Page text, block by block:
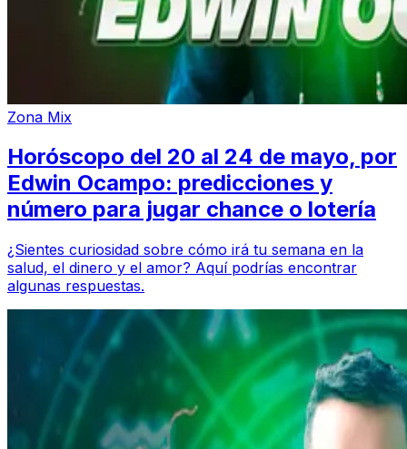
Zona Mix
Horóscopo del 20 al 24 de mayo, por
Edwin Ocampo: predicciones y
número para jugar chance o lotería
¿Sientes curiosidad sobre cómo irá tu semana en la
salud, el dinero y el amor? Aquí podrías encontrar
algunas respuestas.